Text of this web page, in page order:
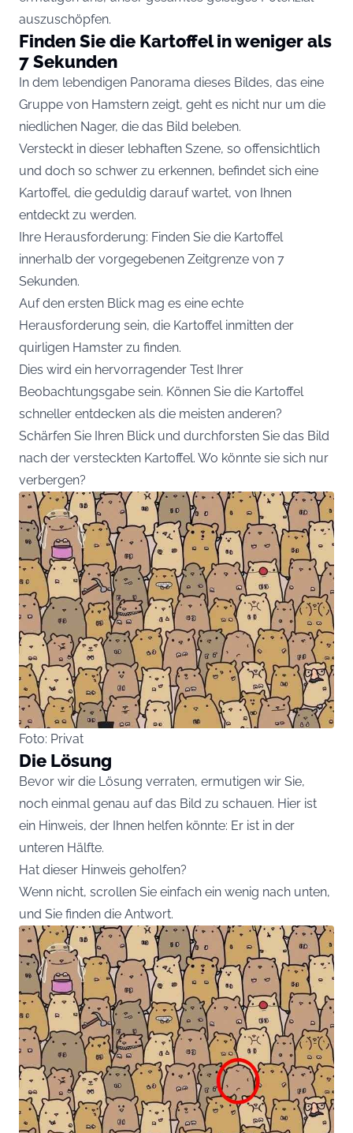
auszuschöpfen.
Finden Sie die Kartoffel in weniger als
7 Sekunden
In dem lebendigen Panorama dieses Bildes, das eine
Gruppe von Hamstern zeigt, geht es nicht nur um die
niedlichen Nager, die das Bild beleben.
Versteckt in dieser lebhaften Szene, so offensichtlich
und doch so schwer zu erkennen, befindet sich eine
Kartoffel, die geduldig darauf wartet, von Ihnen
entdeckt zu werden.
Ihre Herausforderung: Finden Sie die Kartoffel
innerhalb der vorgegebenen Zeitgrenze von 7
Sekunden.
Auf den ersten Blick mag es eine echte
Herausforderung sein, die Kartoffel inmitten der
quirligen Hamster zu finden.
Dies wird ein hervorragender Test Ihrer
Beobachtungsgabe sein. Können Sie die Kartoffel
schneller entdecken als die meisten anderen?
Schärfen Sie Ihren Blick und durchforsten Sie das Bild
nach der versteckten Kartoffel. Wo könnte sie sich nur
verbergen?
Foto: Privat
Die Lösung
Bevor wir die Lösung verraten, ermutigen wir Sie,
noch einmal genau auf das Bild zu schauen. Hier ist
ein Hinweis, der Ihnen helfen könnte: Er ist in der
unteren Hälfte.
Hat dieser Hinweis geholfen?
Wenn nicht, scrollen Sie einfach ein wenig nach unten,
und Sie finden die Antwort.